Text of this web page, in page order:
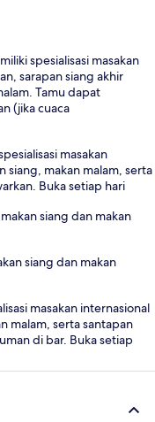
spesialisasi masakan
sarapan siang akhir
Tamu dapat
(jika cuaca
masakan
siang, makan malam, serta
Buka setiap hari
siang dan makan
siang dan makan
masakan internasional
malam, serta santapan
di bar. Buka setiap